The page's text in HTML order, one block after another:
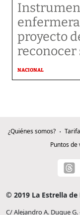
proyecto
reconocer
NACIONAL
¿Quiénes somos?
Puntos de
© 2019 La Estrella de
C/ Alejandro A. Duque